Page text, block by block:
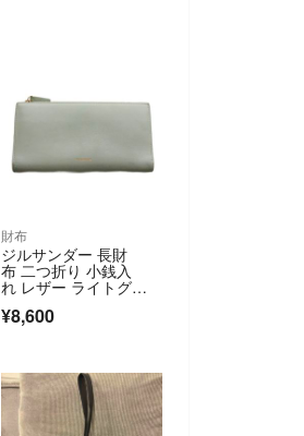
財布
ジルサンダー 長財
布 二つ折り 小銭入
れ レザー ライトグリ
ーン
¥8,600